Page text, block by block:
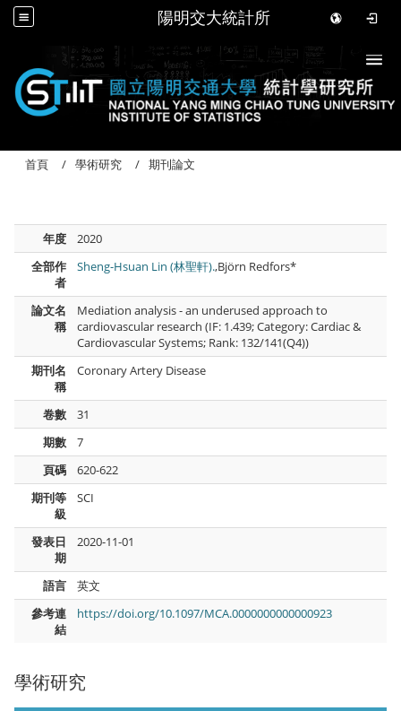
陽明交大統計所
學術研究
首頁 學術研究 期刊論文
年度
2020
全部作
者
Sheng-Hsuan Lin (林聖軒).,Björn Redfors*
論文名
稱
Mediation analysis - an underused approach to
cardiovascular research (IF: 1.439; Category: Cardiac &
Cardiovascular Systems; Rank: 132/141(Q4))
期刊名
稱
Coronary Artery Disease
卷數
31
期數
7
頁碼
620-622
期刊等
級
SCI
發表日
期
2020-11-01
語言
英文
參考連
結
https://doi.org/10.1097/MCA.0000000000000923